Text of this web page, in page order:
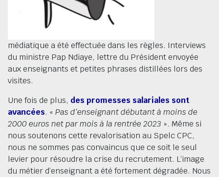
médiatique a été effectuée dans les règles. Interviews
du ministre Pap Ndiaye, lettre du Président envoyée
aux enseignants et petites phrases distillées lors des
visites.
Une fois de plus, des promesses salariales sont
avancées. « Pas d’enseignant débutant à moins de
2000 euros net par mois à la rentrée 2023 ». Même si
nous soutenons cette revalorisation au Spelc CPC,
nous ne sommes pas convaincus que ce soit le seul
levier pour résoudre la crise du recrutement. L’image
du métier d’enseignant a été fortement dégradée. Nous